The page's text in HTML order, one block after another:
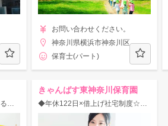
お問い合わせください。
神奈川県横浜市神奈川区
保育士(パート)
【キレイな園舎で快適に働ける！】☆東神奈川駅☆0-2歳児までの定員18名のアットホームな小規模園！
きゃんばす東神奈川保育園
◆年休122日×借上げ社宅制度☆3路線可でアクセス便利◎